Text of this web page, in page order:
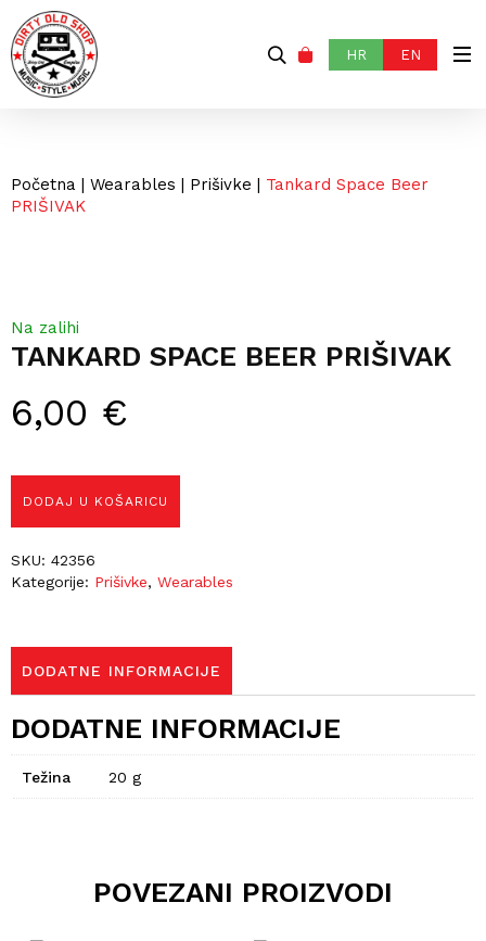
HR EN
Početna | Wearables | Prišivke | Tankard Space Beer
PRIŠIVAK
TANKARD SPACE BEER PRIŠIVAK
6,00 €
Na zalihi
DODAJ U KOŠARICU
SKU: 42356
Kategorije: Prišivke, Wearables
DODATNE INFORMACIJE
DODATNE INFORMACIJE
Težina 20 g
POVEZANI PROIZVODI